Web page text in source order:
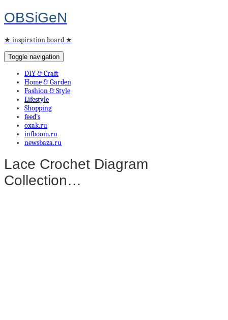
OBSiGeN
★ inspiration board ★
Toggle navigation
DIY & Craft
Home & Garden
Fashion & Style
Lifestyle
Shopping
feed’s
oxak.ru
infboom.ru
newsbaza.ru
Lace Crochet Diagram
Collection…